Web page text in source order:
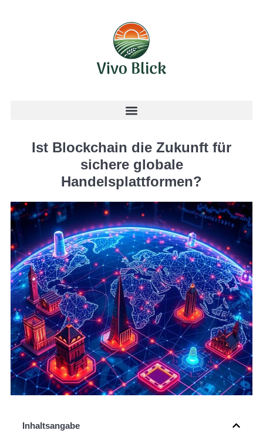
Ist Blockchain die Zukunft für
sichere globale
Handelsplattformen?
Inhaltsangabe